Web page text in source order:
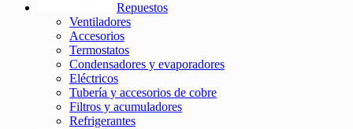
Repuestos
Ventiladores
Accesorios
Termostatos
Condensadores y evaporadores
Eléctricos
Tubería y accesorios de cobre
Filtros y acumuladores
Refrigerantes